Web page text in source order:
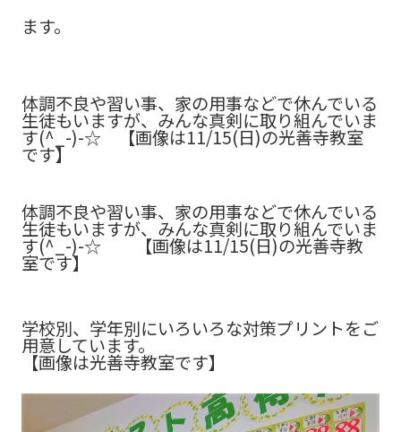
ます。
体調不良や習い事、家の用事などで休んでいる
生徒もいますが、みんな真剣に取り組んでいま
す(^_-)-☆ 【画像は11/15(日)の光善寺教室
です】
体調不良や習い事、家の用事などで休んでいる
生徒もいますが、みんな真剣に取り組んでいま
す(^_-)-☆ 【画像は11/15(日)の光善寺教
室です】
学校別、学年別にいろいろな対策プリントをご
用意しています。
【画像は光善寺教室です】